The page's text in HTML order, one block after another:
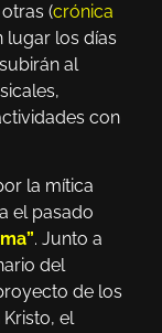
(crónica
lugar los días
al
con
la mítica
el pasado
. Junto a
del
de los
el